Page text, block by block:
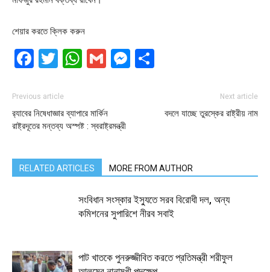
শেয়ার করতে ক্লিক করুন
Facebook
Twitter
WhatsApp
GmailMessenger
Previous article
র‌্যাবের নিষেধাজ্ঞার ব্যাপারে মার্কিন
রাষ্ট্রদূতের মন্তব্য অস্পষ্ট : স্বরাষ্ট্রমন্ত্রী
Next article
বদলে যাচ্ছে তুরস্কের রাষ্ট্রীয় নাম
RELATED ARTICLES MORE FROM AUTHOR
সংবিধান সংস্কার ইস্যুতে সরব বিরোধী দল, অন্য
কমিশনের সুপারিশে নীরব সবাই
পাট খাতকে পুনরুজ্জীবিত করতে প্রতিমন্ত্রী শরীফুল